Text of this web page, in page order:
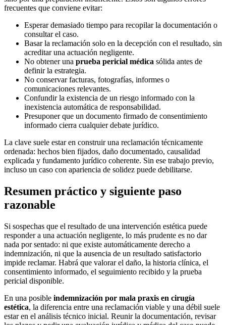
frecuentes que conviene evitar:
Esperar demasiado tiempo para recopilar la documentación o
consultar el caso.
Basar la reclamación solo en la decepción con el resultado, sin
acreditar una actuación negligente.
No obtener una prueba pericial médica sólida antes de
definir la estrategia.
No conservar facturas, fotografías, informes o
comunicaciones relevantes.
Confundir la existencia de un riesgo informado con la
inexistencia automática de responsabilidad.
Presuponer que un documento firmado de consentimiento
informado cierra cualquier debate jurídico.
La clave suele estar en construir una reclamación técnicamente
ordenada: hechos bien fijados, daño documentado, causalidad
explicada y fundamento jurídico coherente. Sin ese trabajo previo,
incluso un caso con apariencia de solidez puede debilitarse.
Resumen práctico y siguiente paso
razonable
Si sospechas que el resultado de una intervención estética puede
responder a una actuación negligente, lo más prudente es no dar
nada por sentado: ni que existe automáticamente derecho a
indemnización, ni que la ausencia de un resultado satisfactorio
impide reclamar. Habrá que valorar el daño, la historia clínica, el
consentimiento informado, el seguimiento recibido y la prueba
pericial disponible.
En una posible indemnización por mala praxis en cirugía
estética, la diferencia entre una reclamación viable y una débil suele
estar en el análisis técnico inicial. Reunir la documentación, revisar